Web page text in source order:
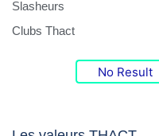
Slasheurs
Clubs Thact
No Result